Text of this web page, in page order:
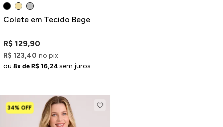
Colete em Tecido Bege
R$ 129,90
R$ 123,40 no pix
ou 8x de R$ 16,24 sem juros
34% OFF